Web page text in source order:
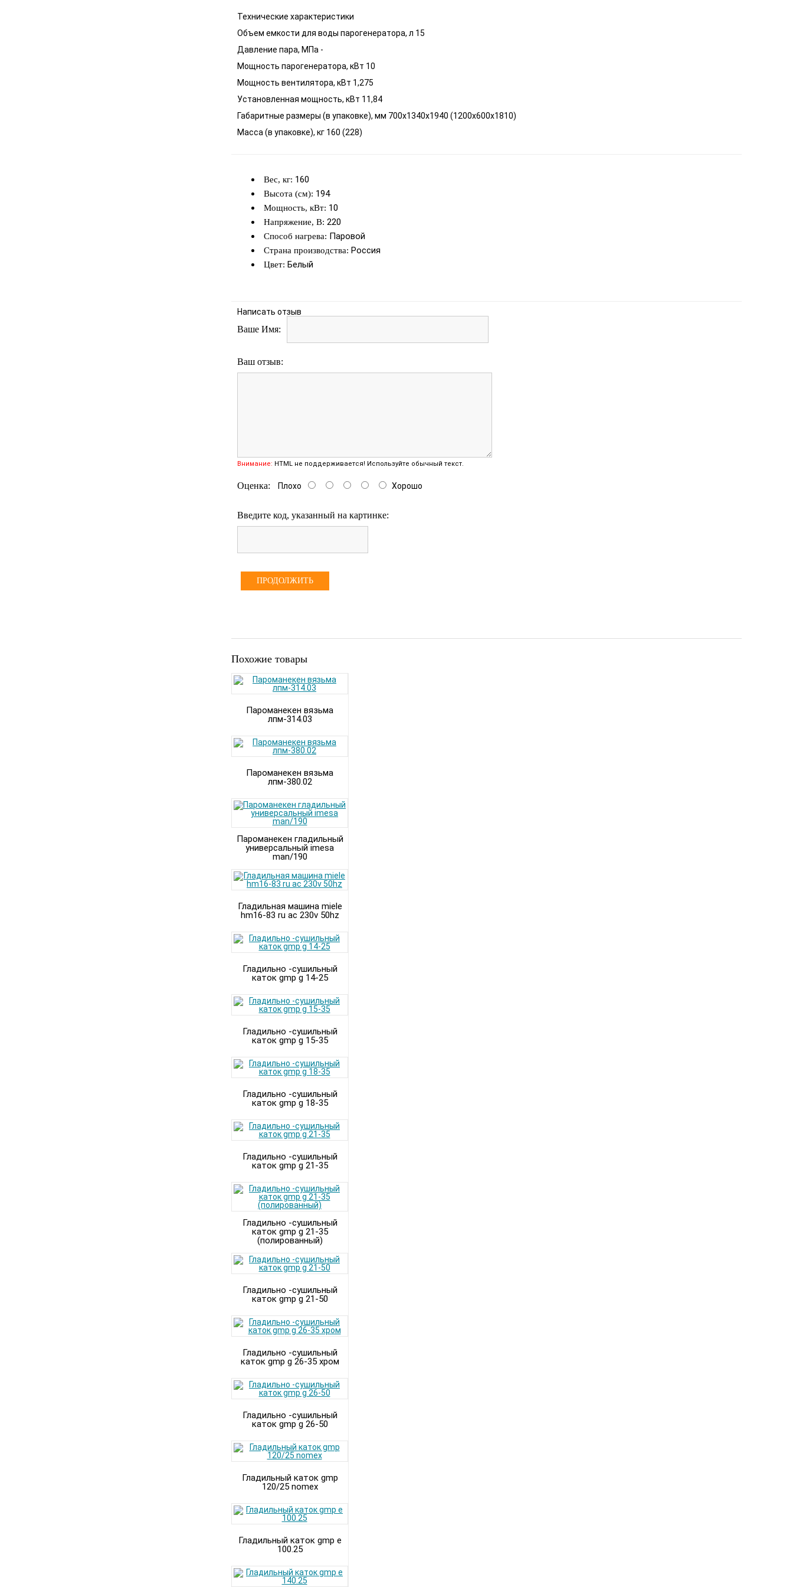
Технические характеристики
Объем емкости для воды парогенератора, л 15
Давление пара, МПа -
Мощность парогенератора, кВт 10
Мощность вентилятора, кВт 1,275
Установленная мощность, кВт 11,84
Габаритные размеры (в упаковке), мм 700х1340х1940 (1200х600х1810)
Масса (в упаковке), кг 160 (228)
Вес, кг: 160
Высота (см): 194
Мощность, кВт: 10
Напряжение, В: 220
Способ нагрева: Паровой
Страна производства: Россия
Цвет: Белый
Написать отзыв
Ваше Имя:
Ваш отзыв:
Внимание: HTML не поддерживается! Используйте обычный текст.
Оценка: Плохо Хорошо
Введите код, указанный на картинке:
ПРОДОЛЖИТЬ
Похожие товары
Пароманекен вязьма
лпм-314.03
Пароманекен вязьма
лпм-380.02
Пароманекен гладильный
универсальный imesa
man/190
Гладильная машина miele
hm16-83 ru ac 230v 50hz
Гладильно -сушильный
каток gmp g 14-25
Гладильно -сушильный
каток gmp g 15-35
Гладильно -сушильный
каток gmp g 18-35
Гладильно -сушильный
каток gmp g 21-35
Гладильно -сушильный
каток gmp g 21-35
(полированный)
Гладильно -сушильный
каток gmp g 21-50
Гладильно -сушильный
каток gmp g 26-35 хром
Гладильно -сушильный
каток gmp g 26-50
Гладильный каток gmp
120/25 nomex
Гладильный каток gmp e
100.25